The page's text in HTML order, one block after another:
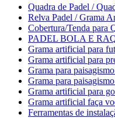
Quadra de Padel /
Relva Padel / Grama
Cobertura/Tenda para
PADEL BOLA E
Grama artificial para
Grama artificial para
Grama para
Grama para
Grama artificial para
Grama artificial faça
Ferramentas de